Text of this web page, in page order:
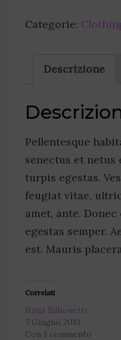
Categorie:
Descrizione
Pellentesque
senectus et netus
turpis egestas.
feugiat vitae,
amet, ante.
egestas semper.
est. Mauris
Correlati
Ninja Silhouette
7 Giugno 2013
Con 1 commento